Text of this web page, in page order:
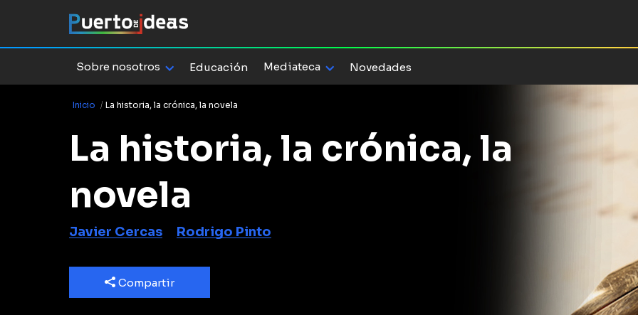
Sobre nosotros Educación Mediateca Novedades
Inicio / La historia, la crónica, la novela
La historia, la crónica, la
novela
Javier Cercas Rodrigo Pinto
Compartir